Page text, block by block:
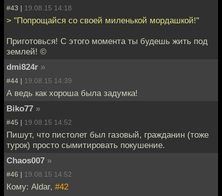
#43 | 19.08.15 14:18
> "Попрощайся со своей миленькой мордашкой!"
Приготовься! С этого момента ты будешь жить под
землей! ©
dmi824r »
#44 | 19.08.15 14:39
А ведь как хороша была задумка!
Biko77 »
#45 | 19.08.15 14:52
Пишут, что пистолет был газовый, гражданин (тоже
турок) просто сымитировать покушение.
Chaos007 »
#46 | 19.08.15 14:52
Кому: Aldar, #42